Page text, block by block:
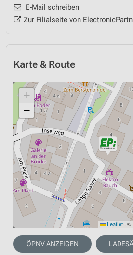
E-Mail schreiben
Zur Filialseite von
Karte & Route
+
−
Leaflet | ©
ÖPNV ANZEIGEN